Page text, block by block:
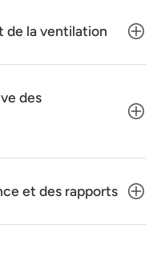
la ventilation
des
et des rapports